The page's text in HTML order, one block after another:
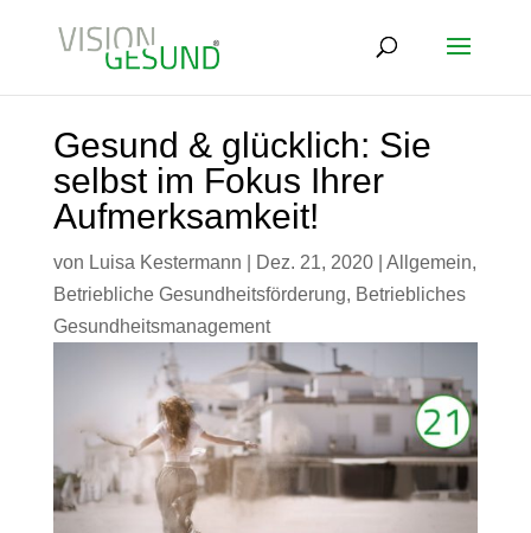
Gesund & glücklich: Sie
selbst im Fokus Ihrer
Aufmerksamkeit!
von Luisa Kestermann Dez. 21, 2020| Allgemein,
Betriebliche Gesundheitsförderung, Betriebliches
Gesundheitsmanagement